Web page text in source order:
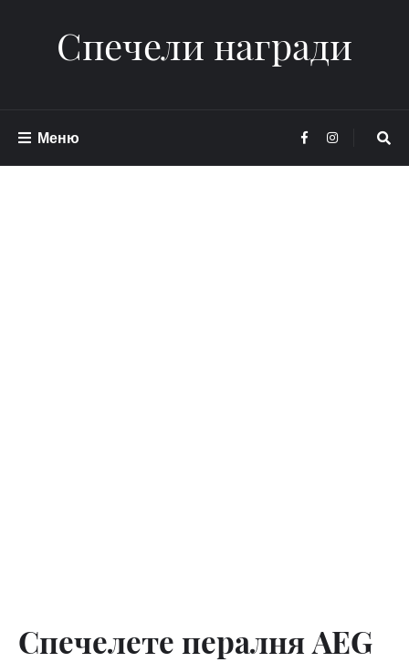
Спечели награди
Меню
Спечелете пералня AEG